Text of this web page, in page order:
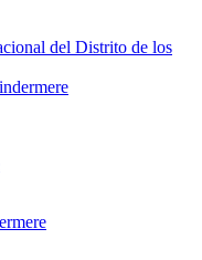
del Distrito de los